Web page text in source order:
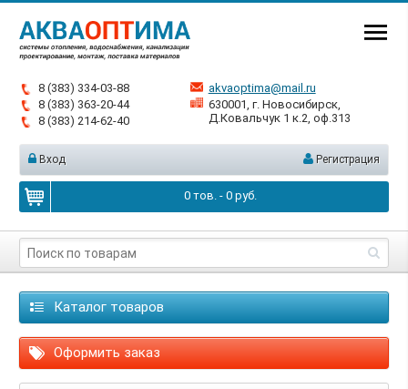
8 (383) 334-03-88
8 (383) 363-20-44
8 (383) 214-62-40
akvaoptima@mail.ru
630001, г. Новосибирск,
Д.Ковальчук 1 к.2, оф.313
Вход Регистрация
0тов. - 0руб.
Каталог товаров
Оформить заказ